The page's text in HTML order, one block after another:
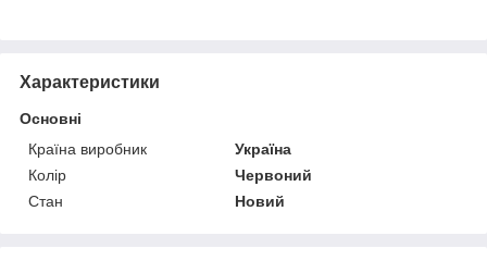
Характеристики
Основні
Країна виробник
Україна
Колір
Червоний
Стан
Новий